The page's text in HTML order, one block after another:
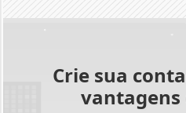
Crie sua
vantagens